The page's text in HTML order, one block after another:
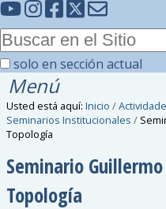
solo en sección actual
Menú
Usted está aquí: Inicio /
Seminarios Institucionales /
Topología
Seminario
Topología